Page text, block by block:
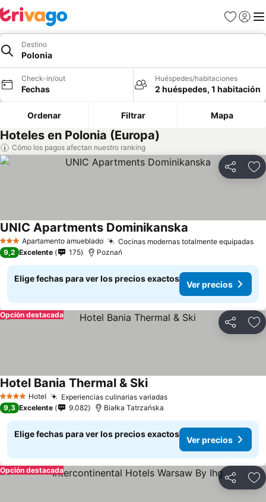
Favoritos
Iniciar
Destino
Polonia
Check-in/out
Fechas
Huéspedes/habitaciones
2 huéspedes, 1 habitación
Ordenar Filtrar Mapa
Hoteles en Polonia (Europa)
Cómo los pagos afectan nuestro ranking
Compartir
3 EstrellasApartamento amueblado Cocinas modernas totalmente equipadas
UNIC Apartments Dominikanska
9,2 Excelente 175 Poznań
Elige fechas para ver los precios exactos
Ver precios
Compartir
Opción destacada
4 EstrellasHotel Experiencias culinarias variadasVer precios
Hotel Bania Thermal & SkiVer precios
9,3 Excelente 9.082 Białka Tatrzańska
Elige fechas para ver los precios exactos
Ver precios
Compartir
Opción destacada